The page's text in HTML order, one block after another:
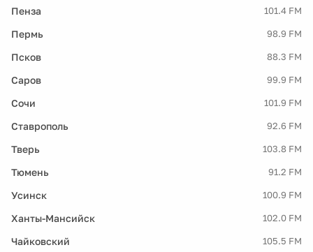
Пенза 101.4 FM
Пермь 98.9 FM
Псков 88.3 FM
Саров 99.9 FM
Сочи 101.9 FM
Ставрополь 92.6 FM
Тверь 103.8 FM
Тюмень 91.2 FM
Усинск 100.9 FM
Ханты-Мансийск 102.0 FM
Чайковский 105.5 FM